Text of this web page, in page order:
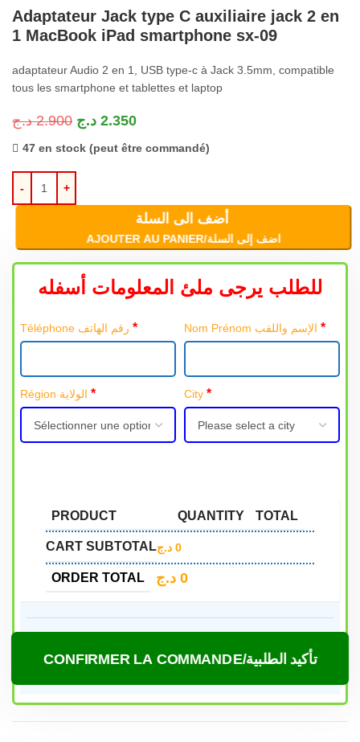
Adaptateur Jack type C auxiliaire jack 2 en
1 MacBook iPad smartphone sx-09
adaptateur Audio 2 en 1, USB type-c à Jack 3.5mm, compatible
tous les smartphone et tablettes et laptop
2.900 د.ج 2.350 د.ج
47 en stock (peut être commandé)
أضف الى السلة
AJOUTER AU PANIER/اضف إلى السلة
للطلب يرجى ملئ المعلومات أسفله
Téléphone رقم الهاتف* *
Région الولاية* City *
PRODUCT QUANTITY TOTAL
CART SUBTOTAL 0 د.ج
ORDER TOTAL 0 د.ج
CONFIRMER LA COMMANDE/تأكيد الطلبية